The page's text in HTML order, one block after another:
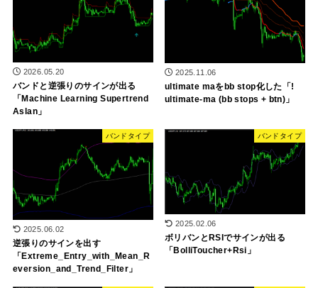
2026.05.20
バンドと逆張りのサインが出る
「Machine Learning Supertrend
Aslan」
2025.11.06
ultimate maをbb stop化した「!
ultimate-ma (bb stops + btn)」
バンドタイプ
2025.06.02
逆張りのサインを出す
「Extreme_Entry_with_Mean_R
eversion_and_Trend_Filter」
バンドタイプ
2025.02.06
ボリバンとRSIでサインが出る
「BolliToucher+Rsi」